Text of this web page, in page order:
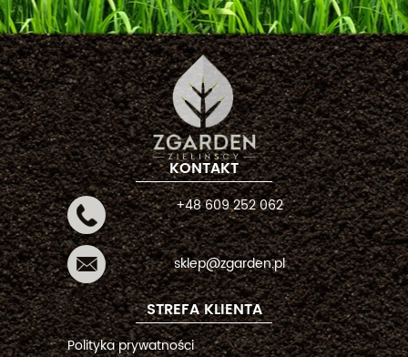
KONTAKT
+48 609 252 062
sklep@zgarden.pl
STREFA KLIENTA
Polityka prywatności